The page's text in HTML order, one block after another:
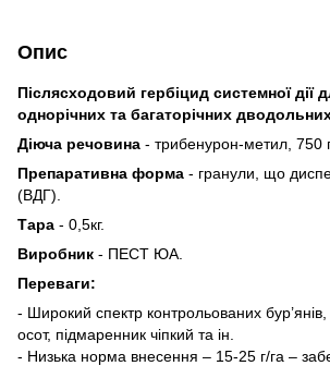
Опис
Післясходовий гербіцид системної дії
однорічних та багаторічних
Діюча речовина - трибенурон-метил, 750
Препаративна форма - гранули, що
(ВДГ).
Тара - 0,5кг.
Виробник - ПЕСТ ЮА.
Переваги:
- Широкий спектр контрольованих
осот, підмаренник чіпкий та ін.
- Низька норма внесення – 15-25 г/га –